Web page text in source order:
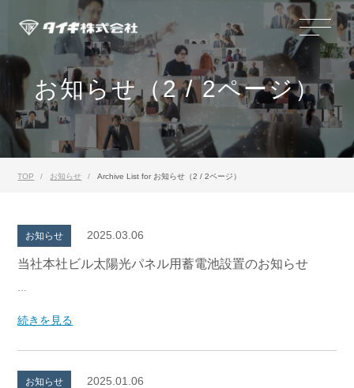
お知らせ（2 / 2ページ）
TOP お知らせ Archive List for お知らせ（2 / 2ページ）
お知らせ 2025.03.06
当社本社ビル太陽光パネル用蓄電池設置のお知らせ
…
続きを見る
お知らせ 2025.01.06